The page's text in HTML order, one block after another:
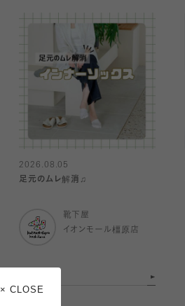
2026.08.05
足元のムレ解消♫
靴下屋
イオンモール橿原店
× CLOSE